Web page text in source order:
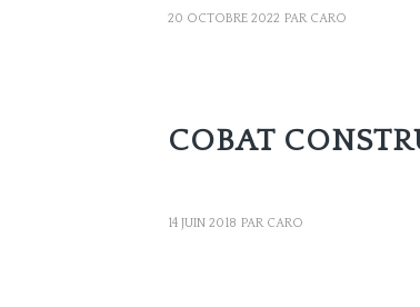
20 OCTOBRE 2022 PAR CARO
COBAT
14 JUIN 2018 PAR CARO